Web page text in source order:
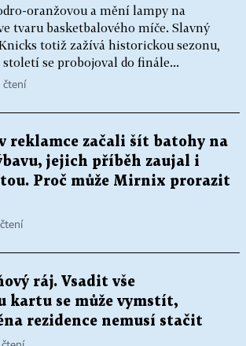
oranžovou a mění lampy na
tvaru basketbalového míče. Slavný
totiž zažívá historickou sezonu,
se probojoval do finále...
čtení
reklamce začali šít batohy na
jejich příběh zaujal i
Proč může Mirnix prorazit
ráj. Vsadit vše
kartu se může vymstít,
rezidence nemusí stačit